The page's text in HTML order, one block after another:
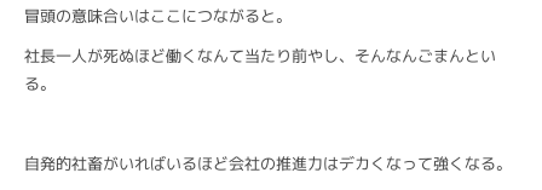
冒頭の意味合いはここにつながると。
社長一人が死ぬほど働くなんて当たり前やし、そんなんごまんとい
る。
自発的社畜がいればいるほど会社の推進力はデカくなって強くなる。